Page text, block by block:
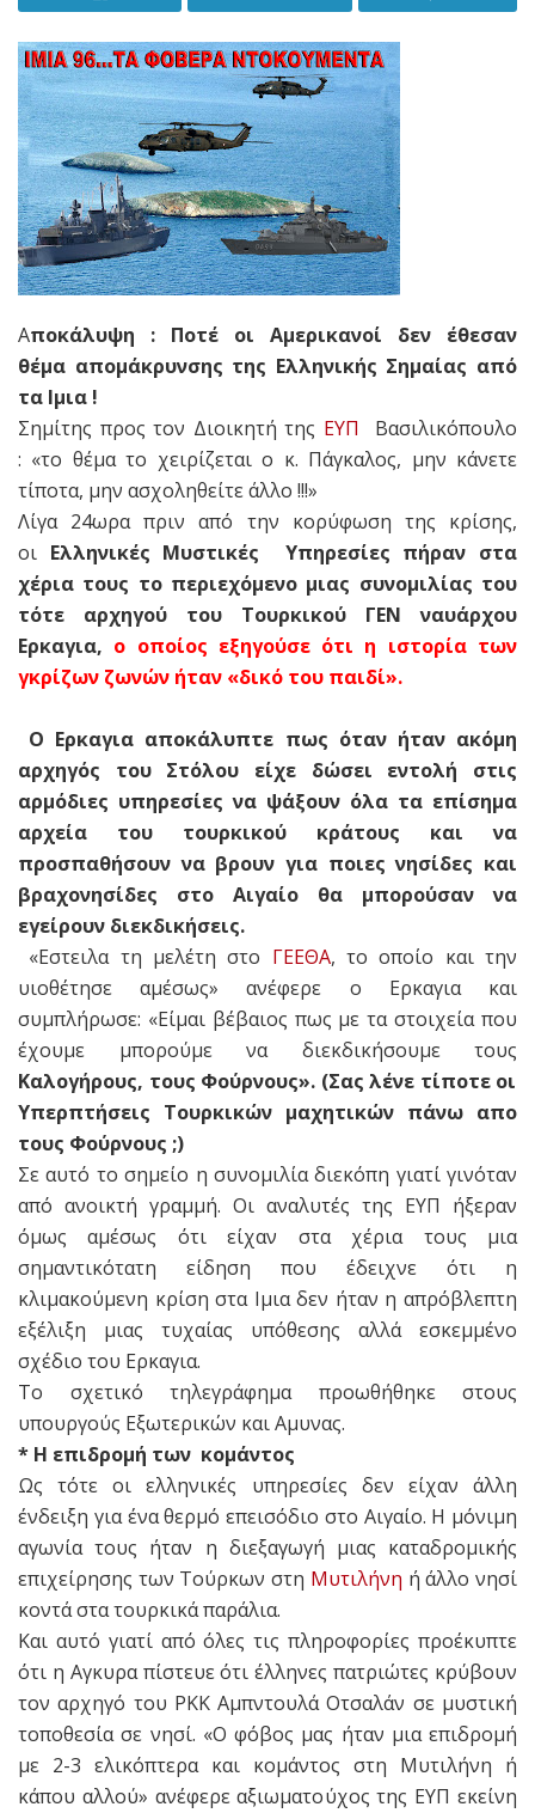
Αποκάλυψη : Ποτέ οι Αμερικανοί δεν έθεσαν
θέμα απομάκρυνσης της Ελληνικής Σημαίας από
τα Ιμια !
Σημίτης προς τον Διοικητή της ΕΥΠ Βασιλικόπουλο
: «το θέμα το χειρίζεται ο κ. Πάγκαλος, μην κάνετε
τίποτα, μην ασχοληθείτε άλλο !!!»
Λίγα 24ωρα πριν από την κορύφωση της κρίσης,
οι Ελληνικές Μυστικές Υπηρεσίες πήραν στα
χέρια τους το περιεχόμενο μιας συνομιλίας του
τότε αρχηγού του Τουρκικού ΓΕΝ ναυάρχου
Ερκαγια, ο οποίος εξηγούσε ότι η ιστορία των
γκρίζων ζωνών ήταν «δικό του παιδί».
Ο Ερκαγια αποκάλυπτε πως όταν ήταν ακόμη
αρχηγός του Στόλου είχε δώσει εντολή στις
αρμόδιες υπηρεσίες να ψάξουν όλα τα επίσημα
αρχεία του τουρκικού κράτους και να
προσπαθήσουν να βρουν για ποιες νησίδες και
βραχονησίδες στο Αιγαίο θα μπορούσαν να
εγείρουν διεκδικήσεις.
«Εστειλα τη μελέτη στο ΓΕΕΘΑ, το οποίο και την
υιοθέτησε αμέσως» ανέφερε ο Ερκαγια και
συμπλήρωσε: «Είμαι βέβαιος πως με τα στοιχεία που
έχουμε μπορούμε να διεκδικήσουμε τους
Καλογήρους, τους Φούρνους». (Σας λένε τίποτε οι
Υπερπτήσεις Τουρκικών μαχητικών πάνω απο
τους Φούρνους ;)
Σε αυτό το σημείο η συνομιλία διεκόπη γιατί γινόταν
από ανοικτή γραμμή. Οι αναλυτές της ΕΥΠ ήξεραν
όμως αμέσως ότι είχαν στα χέρια τους μια
σημαντικότατη είδηση που έδειχνε ότι η
κλιμακούμενη κρίση στα Ιμια δεν ήταν η απρόβλεπτη
εξέλιξη μιας τυχαίας υπόθεσης αλλά εσκεμμένο
σχέδιο του Ερκαγια.
Το σχετικό τηλεγράφημα προωθήθηκε στους
υπουργούς Εξωτερικών και Αμυνας.
* H επιδρομή των κομάντος
Ως τότε οι ελληνικές υπηρεσίες δεν είχαν άλλη
ένδειξη για ένα θερμό επεισόδιο στο Αιγαίο. H μόνιμη
αγωνία τους ήταν η διεξαγωγή μιας καταδρομικής
επιχείρησης των Τούρκων στη Μυτιλήνη ή άλλο νησί
κοντά στα τουρκικά παράλια.
Και αυτό γιατί από όλες τις πληροφορίες προέκυπτε
ότι η Αγκυρα πίστευε ότι έλληνες πατριώτες κρύβουν
τον αρχηγό του PKK Αμπντουλά Οτσαλάν σε μυστική
τοποθεσία σε νησί. «Ο φόβος μας ήταν μια επιδρομή
με 2-3 ελικόπτερα και κομάντος στη Μυτιλήνη ή
κάπου αλλού» ανέφερε αξιωματούχος της ΕΥΠ εκείνη